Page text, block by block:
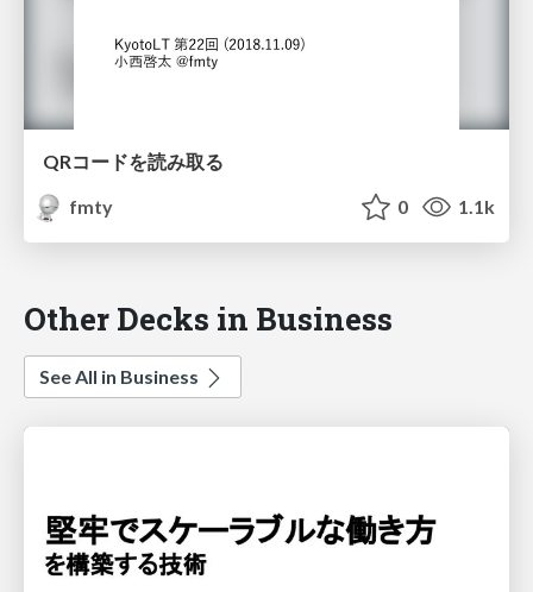
QRコードを読み取る
fmty
0 1.1k
Other Decks in Business
See All in Business